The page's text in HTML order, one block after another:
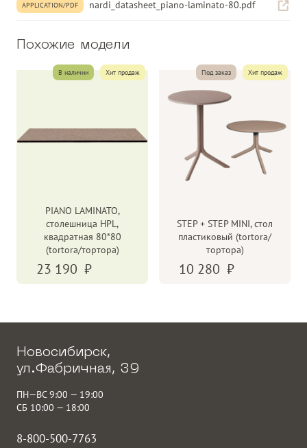
APPLICATION/PDF nardi_datasheet_piano-laminato-80.pdf
Похожие модели
В наличии Хит продаж
PIANO LAMINATO,
столешница HPL,
квадратная 80*80
(tortora/тортора)
23 190
Под заказ Хит продаж
STEP + STEP MINI, стол
пластиковый (tortora/
тортора)
10 280
Новосибирск,
ул.Фабричная, 39
ПН—ВС 9:00 — 19:00
СБ 10:00 — 18:00
8-800-500-7763